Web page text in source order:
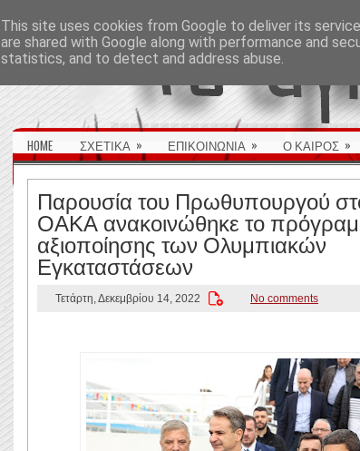
HOME ΣΧΕΤΙΚΑ » ΕΠΙΚΟΙΝΩΝΙΑ » Ο ΚΑΙΡΟΣ »
Παρουσία του Πρωθυπουργού
ΟΑΚΑ ανακοινώθηκε το
αξιοποίησης των Ολυμπιακών
Εγκαταστάσεων
Τετάρτη, Δεκεμβρίου 14, 2022 No comments
This site uses cookies from Google to deliver its
are shared with Google along with performance and
statistics, and to detect and address abuse.